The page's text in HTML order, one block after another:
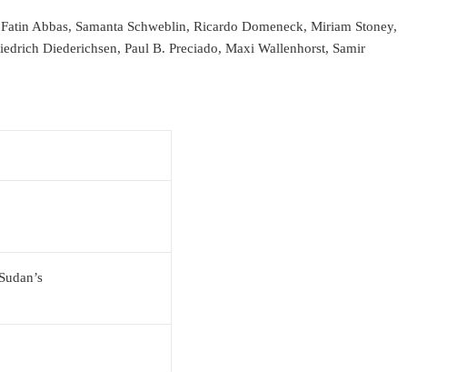
Abbas, Samanta Schweblin, Ricardo Domeneck, Miriam Stoney,
Diederichsen, Paul B. Preciado, Maxi Wallenhorst, Samir